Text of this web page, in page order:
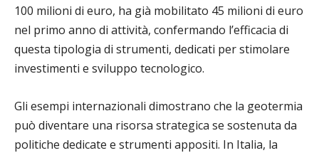
100 milioni di euro, ha già mobilitato 45 milioni di euro
nel primo anno di attività, confermando l’efficacia di
questa tipologia di strumenti, dedicati per stimolare
investimenti e sviluppo tecnologico.
Gli esempi internazionali dimostrano che la geotermia
può diventare una risorsa strategica se sostenuta da
politiche dedicate e strumenti appositi. In Italia, la